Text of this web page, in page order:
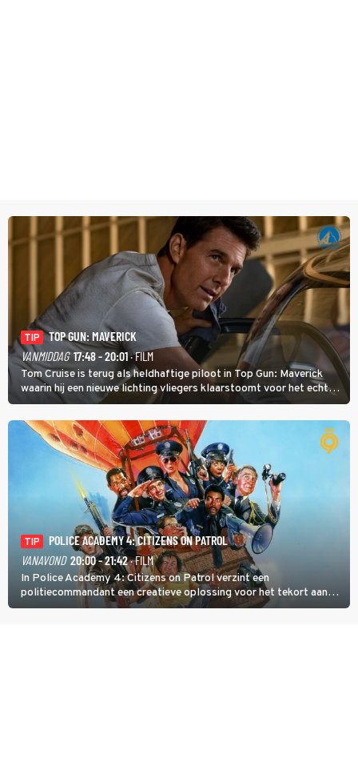
TIP
TOP GUN: MAVERICK
VANMIDDAG 17:48 - 20:01· FILM
Tom Cruise is terug als heldhaftige piloot in Top Gun: Maverick
waarin hij een nieuwe lichting vliegers klaarstoomt voor het echte
werk.
TIP
POLICE ACADEMY 4: CITIZENS ON PATROL
VANAVOND 20:00 - 21:42· FILM
In Police Academy 4: Citizens on Patrol verzint een
politiecommandant een creatieve oplossing voor het tekort aan
agenten.